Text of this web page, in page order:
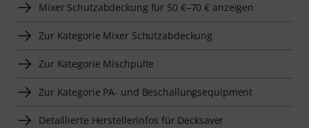
Mixer Schutzabdeckung für 50 €–70 € anzeigen
Zur Kategorie Mixer Schutzabdeckung
Zur Kategorie Mischpulte
Zur Kategorie PA- und Beschallungsequipment
Detaillierte Herstellerinfos für Decksaver